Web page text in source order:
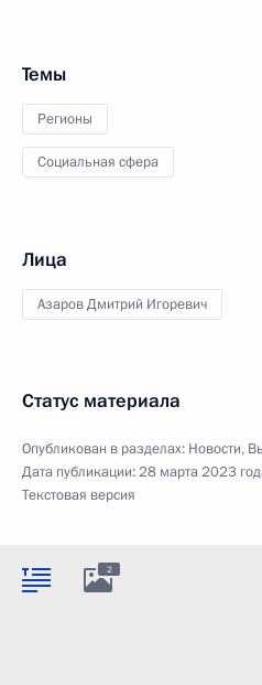
Темы
Регионы
Социальная сфера
Лица
Азаров Дмитрий Игоревич
Статус материала
Опубликован в разделах: Новости,
Дата публикации:28 марта 2023
Текстовая версия
2